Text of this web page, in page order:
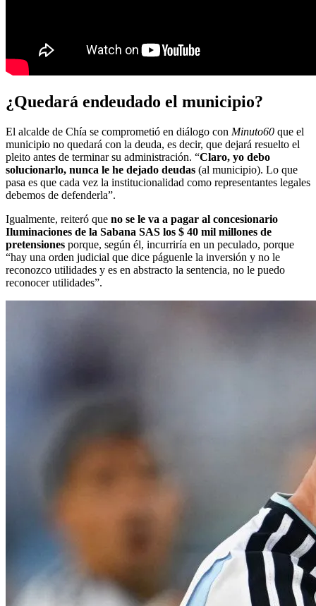
¿Quedará endeudado el municipio?
El alcalde de Chía se comprometió en diálogo con Minuto60 que el
municipio no quedará con la deuda, es decir, que dejará resuelto el
pleito antes de terminar su administración. “Claro, yo debo
solucionarlo, nunca le he dejado deudas (al municipio). Lo que
pasa es que cada vez la institucionalidad como representantes legales
debemos de defenderla”.
Igualmente, reiteró que no se le va a pagar al concesionario
Iluminaciones de la Sabana SAS los $ 40 mil millones de
pretensiones porque, según él, incurriría en un peculado, porque
“hay una orden judicial que dice páguenle la inversión y no le
reconozco utilidades y es en abstracto la sentencia, no le puedo
reconocer utilidades”.